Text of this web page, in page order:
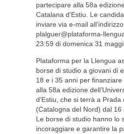
partecipare alla 58a
Catalana d’Estiu. Le
inviare via e-mail all’indirizzo
plalguer@plataforma-
23:59 di domenica 31
Plataforma per la Llengua
borse di studio a giovani di
18 e i 35 anni per
alla 58a edizione
d’Estiu, che si terrà a Prada
(Catalogna del Nord) dal 16
Le borse di studio hanno lo
incoraggiare e garantire la